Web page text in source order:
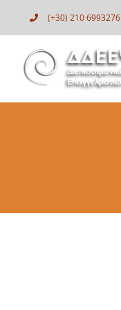
(+30) 210 6993276